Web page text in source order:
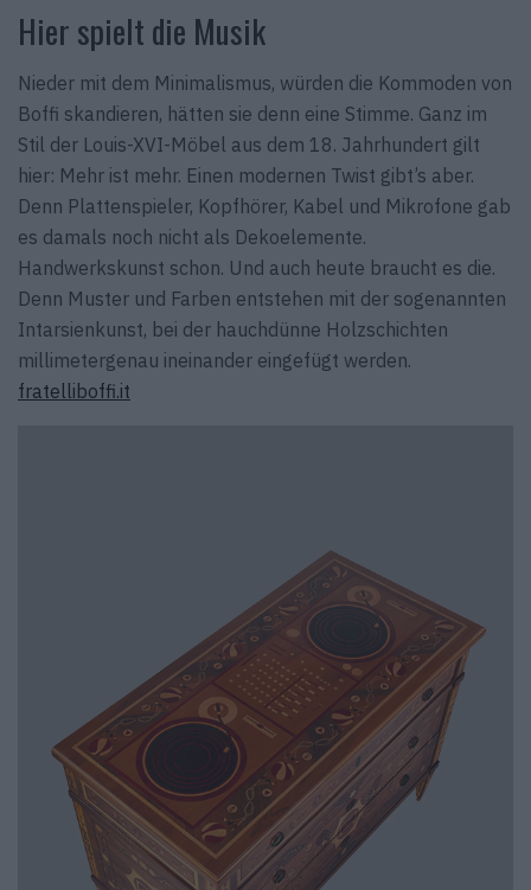
Hier spielt die Musik
Nieder mit dem Minimalismus, würden die Kommoden von
Boffi skandieren, hätten sie denn eine Stimme. Ganz im
Stil der Louis-XVI-Möbel aus dem 18. Jahrhundert gilt
hier: Mehr ist mehr. Einen modernen Twist gibt’s aber.
Denn Plattenspieler, Kopfhörer, Kabel und Mikrofone gab
es damals noch nicht als Dekoelemente.
Handwerkskunst schon. Und auch heute braucht es die.
Denn Muster und Farben entstehen mit der sogenannten
Intarsienkunst, bei der hauchdünne Holzschichten
millimetergenau ineinander eingefügt werden.
fratelliboffi.it